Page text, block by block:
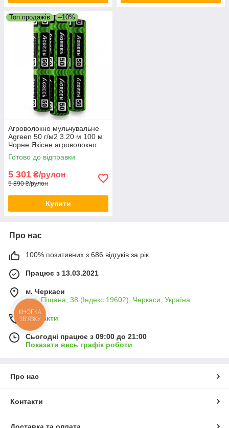
Топ продажів –10%
Агроволокно мульчувальне
Agreen 50 г/м2 3.20 м 100 м
Чорне Якісне агроволокно
Агрополотно чорне
Готово до відправки
5 301 ₴/рулон
5 890 ₴/рулон
Купити
Про нас
100% позитивних з 686 відгуків за рік
Працює з 13.03.2021
м. Черкаси
вул. Піщана, 38 (Індекс 19602), Черкаси, Україна
Контакти
Сьогодні працює з 09:00 до 21:00
Показати весь графік роботи
Про нас
Контакти
КНОПКА
ЗВ'ЯЗКУ